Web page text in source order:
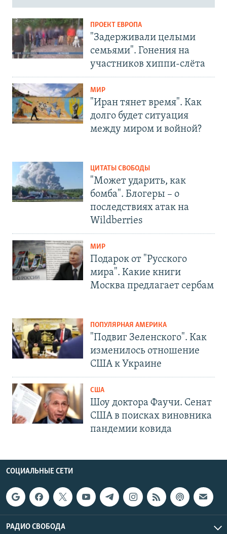
ПРОЕКТ ЕВРОПА
"Задерживали целыми
семьями". Гонения на
участников хиппи-слёта
МИР
"Иран тянет время". Как
долго будет ситуация
между миром и войной?
ЦИТАТЫ СВОБОДЫ
"Может ударить, как
бомба". Блогеры – о
последствиях атак на
Wildberries
МИР
Подарок от "Русского
мира". Какие книги
Москва предлагает сербам
ПОПУЛЯРНАЯ АМЕРИКА
"Подвиг Зеленского". Как
изменилось отношение
США к Украине
США
Шоу доктора Фаучи. Сенат
США в поисках виновника
пандемии ковида
СОЦИАЛЬНЫЕ СЕТИ
РАДИО СВОБОДА